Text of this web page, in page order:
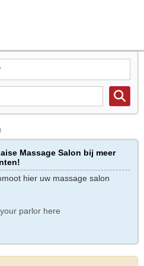
Massage Salon bij meer
hier uw massage salon
parlor here